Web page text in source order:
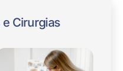
e Cirurgias